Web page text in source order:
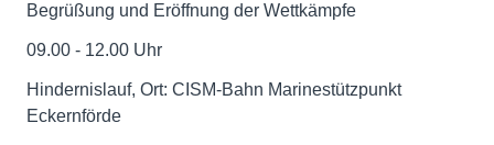
Begrüßung und Eröffnung der Wettkämpfe
09.00 - 12.00 Uhr
Hindernislauf, Ort: CISM-Bahn Marinestützpunkt
Eckernförde